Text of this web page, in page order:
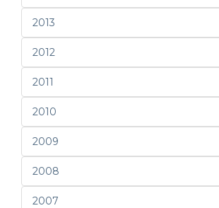
2013
2012
2011
2010
2009
2008
2007